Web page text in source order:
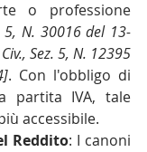
5, N. 30016 del 13-
Sez. 5, N. 12395
. Con l'obbligo di
partita IVA, tale
accessibile.
Reddito: I canoni